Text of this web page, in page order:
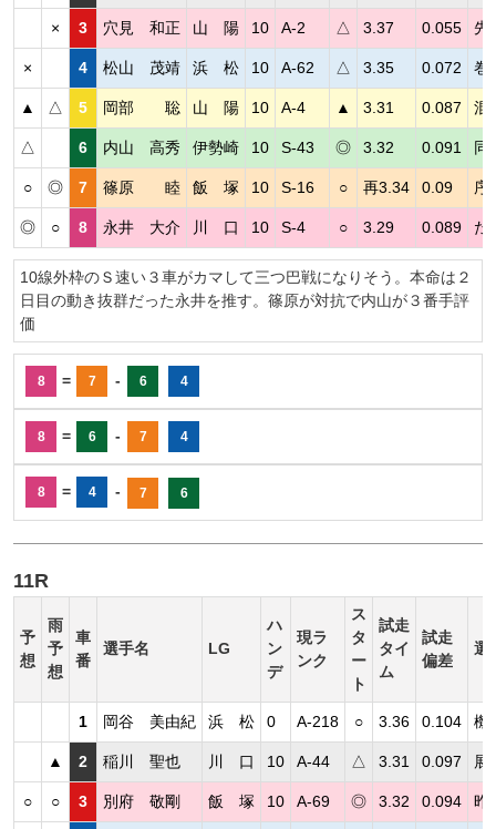
× 3 穴見 和正 山 陽 10 A-2 △ 3.37 0.055 先
× 4 松山 茂靖 浜 松 10 A-62 △ 3.35 0.072 巻
▲ △ 5 岡部 聡 山 陽 10 A-4 ▲ 3.31 0.087 混
△ 6 内山 高秀 伊勢崎 10 S-43 ◎ 3.32 0.091 同
○ ◎ 7 篠原 睦 飯 塚 10 S-16 ○ 再3.34 0.09 序
◎ ○ 8 永井 大介 川 口 10 S-4 ○ 3.29 0.089 た
10線外枠のＳ速い３車がカマして三つ巴戦になりそう。本命は２
日目の動き抜群だった永井を推す。篠原が対抗で内山が３番手評
価
8 = 7 - 6 4
8 = 6 - 7 4
8 = 4 - 7 6
11R
予
想
雨
予
想
車
番
選手名 LG
ハ
ン
デ
現ラ
ンク
ス
タ
ー
ト
試走
タイ
ム
試走
偏差
選
1 岡谷 美由紀 浜 松 0 A-218 ○ 3.36 0.104 機
▲ 2 稲川 聖也 川 口 10 A-44 △ 3.31 0.097 展
○ ○ 3 別府 敬剛 飯 塚 10 A-69 ◎ 3.32 0.094 昨